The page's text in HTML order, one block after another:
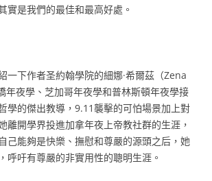
實是我們的最佳和最高好處。
一下作者圣約翰學院的細娜·希爾茲（Zena
年夜學、芝加哥年夜學和普林斯頓年夜學接
學的傑出教導，9.11襲擊的可怕場景加上對
離開學界投進加拿年夜上帝教社群的生涯，
己能夠是快樂、撫慰和尊嚴的源頭之后，她
呼吁有尊嚴的非實用性的聰明生涯。